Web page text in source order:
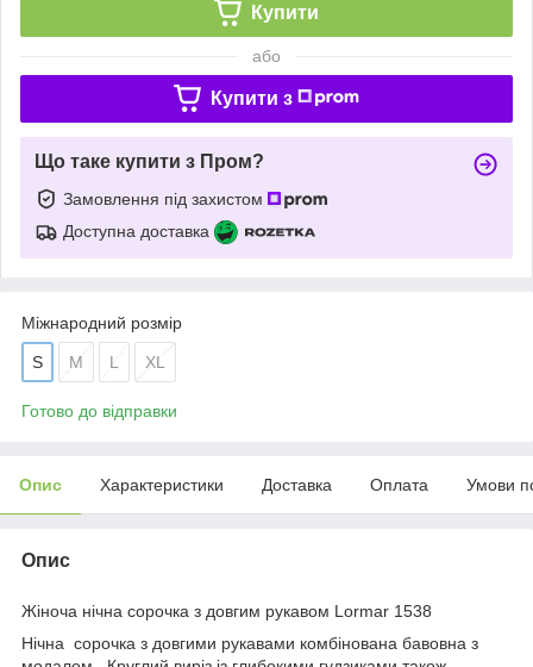
Купити
або
Купити з
Що таке купити з Пром?
Замовлення під захистом
Доступна доставка
Міжнародний розмір
S M L XL
Готово до відправки
Опис Характеристики Доставка Оплата Умови
Опис
Жіноча нічна сорочка з довгим рукавом Lormar 1538
Нічна сорочка з довгими рукавами комбінована бавовна з